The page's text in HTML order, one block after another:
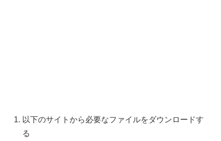
以下のサイトから必要なファイルをダウンロードす
る